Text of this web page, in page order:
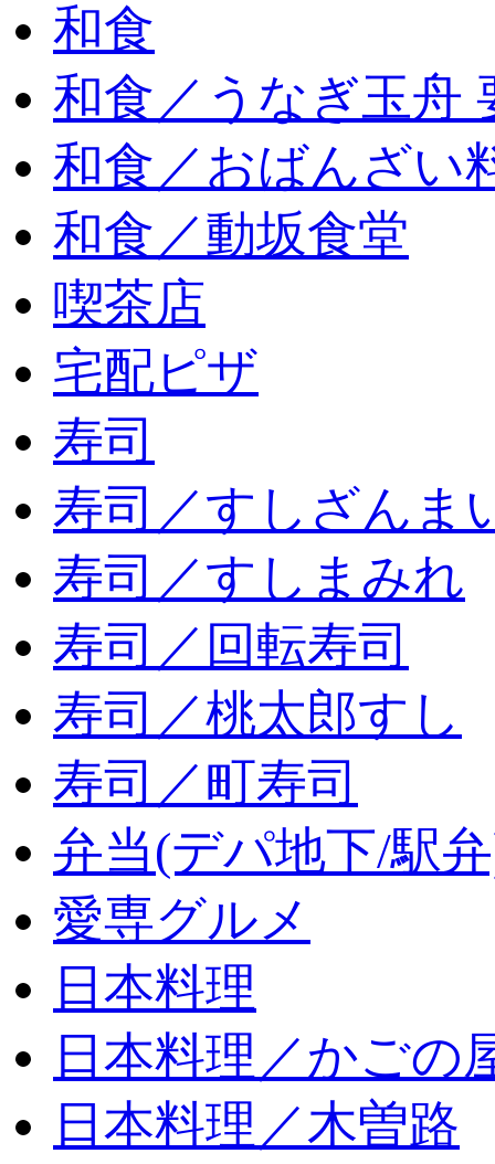
和食
和食／うなぎ玉舟
和食／おばんざい
和食／動坂食堂
喫茶店
宅配ピザ
寿司
寿司／すしざんま
寿司／すしまみれ
寿司／回転寿司
寿司／桃太郎すし
寿司／町寿司
弁当(デパ地下/駅
愛専グルメ
日本料理
日本料理／かごの
日本料理／木曽路